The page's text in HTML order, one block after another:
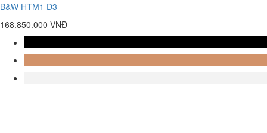
B&W HTM1 D3
168.850.000 VNĐ